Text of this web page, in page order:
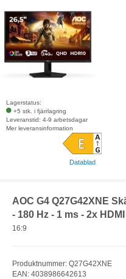
Lagerstatus:
+5 stk. i fjärrlagring
Leveranstid: 4-9 arbetsdagar
Mer leveransinformation
Datablad
AOC G4 Q27G42XNE
- 180 Hz - 1 ms - 2x
16:9
Produktnummer: Q27G42XNE
EAN: 4038986642613